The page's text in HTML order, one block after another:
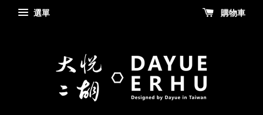
選單 購物車